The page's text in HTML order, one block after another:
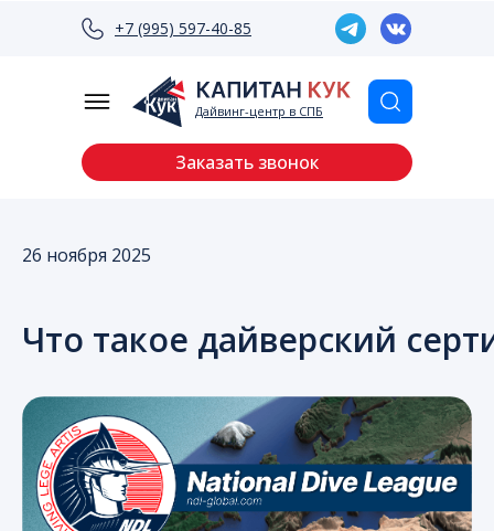
Дайвинг-центр в СПБ
+7 (995) 597-40-85
Заказать звонок
26 ноября 2025
Что такое дайверский